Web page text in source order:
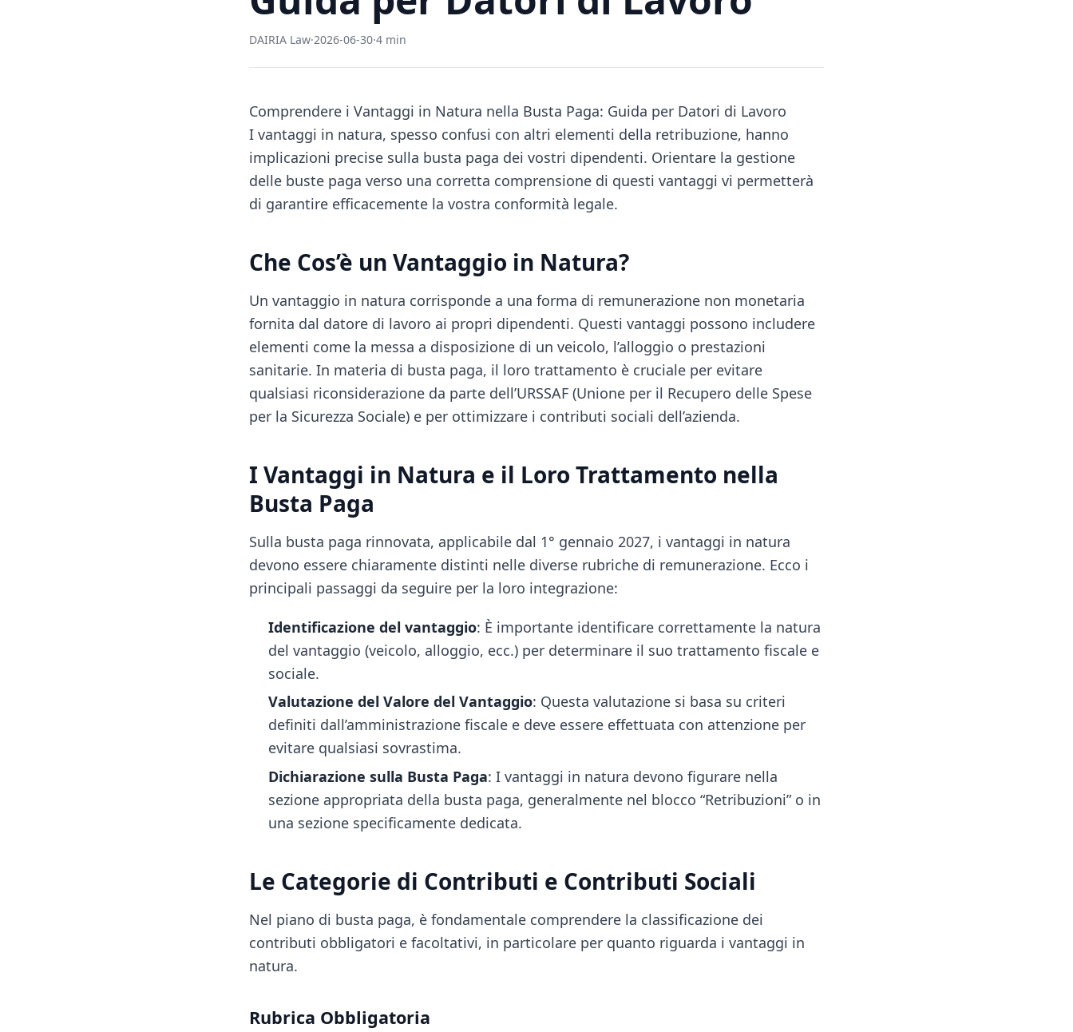
DAIRIA Law·2026-06-30·4 min
Comprendere i Vantaggi in Natura nella Busta Paga: Guida per Datori di Lavoro
I vantaggi in natura, spesso confusi con altri elementi della retribuzione, hanno
implicazioni precise sulla busta paga dei vostri dipendenti. Orientare la gestione
delle buste paga verso una corretta comprensione di questi vantaggi vi permetterà
di garantire efficacemente la vostra conformità legale.
Che Cos’è un Vantaggio in Natura?
Un vantaggio in natura corrisponde a una forma di remunerazione non monetaria
fornita dal datore di lavoro ai propri dipendenti. Questi vantaggi possono includere
elementi come la messa a disposizione di un veicolo, l’alloggio o prestazioni
sanitarie. In materia di busta paga, il loro trattamento è cruciale per evitare
qualsiasi riconsiderazione da parte dell’URSSAF (Unione per il Recupero delle Spese
per la Sicurezza Sociale) e per ottimizzare i contributi sociali dell’azienda.
I Vantaggi in Natura e il Loro Trattamento nella
Busta Paga
Sulla busta paga rinnovata, applicabile dal 1° gennaio 2027, i vantaggi in natura
devono essere chiaramente distinti nelle diverse rubriche di remunerazione. Ecco i
principali passaggi da seguire per la loro integrazione:
Identificazione del vantaggio: È importante identificare correttamente la natura
del vantaggio (veicolo, alloggio, ecc.) per determinare il suo trattamento fiscale e
sociale.
Valutazione del Valore del Vantaggio: Questa valutazione si basa su criteri
definiti dall’amministrazione fiscale e deve essere effettuata con attenzione per
evitare qualsiasi sovrastima.
Dichiarazione sulla Busta Paga: I vantaggi in natura devono figurare nella
sezione appropriata della busta paga, generalmente nel blocco “Retribuzioni” o in
una sezione specificamente dedicata.
Le Categorie di Contributi e Contributi Sociali
Nel piano di busta paga, è fondamentale comprendere la classificazione dei
contributi obbligatori e facoltativi, in particolare per quanto riguarda i vantaggi in
natura.
Rubrica Obbligatoria